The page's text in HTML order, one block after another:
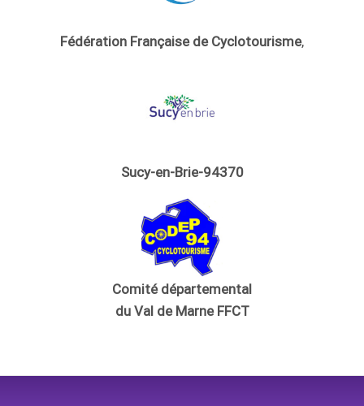
Fédération Française de Cyclotourisme,
Sucy-en-Brie-94370
Comité départemental
du Val de Marne FFCT